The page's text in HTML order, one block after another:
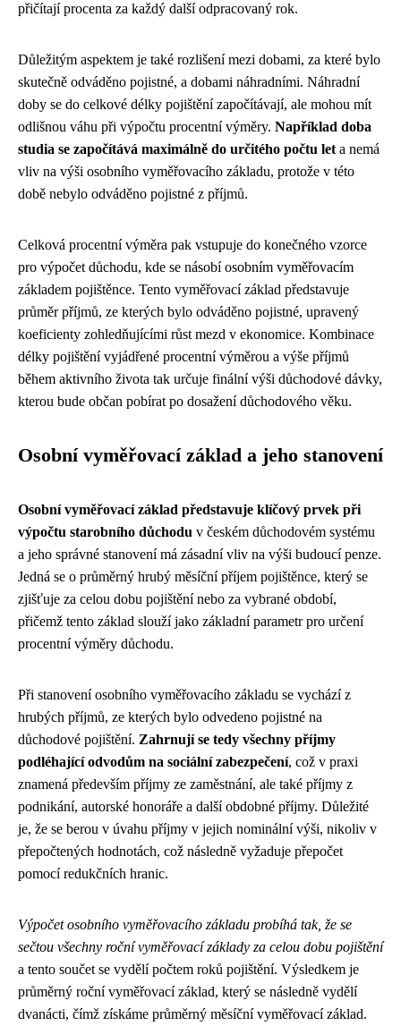
přičítají procenta za každý další odpracovaný rok.
Důležitým aspektem je také rozlišení mezi dobami, za které bylo
skutečně odváděno pojistné, a dobami náhradními. Náhradní
doby se do celkové délky pojištění započítávají, ale mohou mít
odlišnou váhu při výpočtu procentní výměry. Například doba
studia se započítává maximálně do určitého počtu leta nemá
vliv na výši osobního vyměřovacího základu, protože v této
době nebylo odváděno pojistné z příjmů.
Celková procentní výměra pak vstupuje do konečného vzorce
pro výpočet důchodu, kde se násobí osobním vyměřovacím
základem pojištěnce. Tento vyměřovací základ představuje
průměr příjmů, ze kterých bylo odváděno pojistné, upravený
koeficienty zohledňujícími růst mezd v ekonomice. Kombinace
délky pojištění vyjádřené procentní výměrou a výše příjmů
během aktivního života tak určuje finální výši důchodové dávky,
kterou bude občan pobírat po dosažení důchodového věku.
Osobní vyměřovací základ a jeho stanovení
Osobní vyměřovací základ představuje klíčový prvek při
výpočtu starobního důchodu v českém důchodovém systému
a jeho správné stanovení má zásadní vliv na výši budoucí penze.
Jedná se o průměrný hrubý měsíční příjem pojištěnce, který se
zjišťuje za celou dobu pojištění nebo za vybrané období,
přičemž tento základ slouží jako základní parametr pro určení
procentní výměry důchodu.
Při stanovení osobního vyměřovacího základu se vychází z
hrubých příjmů, ze kterých bylo odvedeno pojistné na
důchodové pojištění. Zahrnují se tedy všechny příjmy
podléhající odvodům na sociální zabezpečení, což v praxi
znamená především příjmy ze zaměstnání, ale také příjmy z
podnikání, autorské honoráře a další obdobné příjmy. Důležité
je, že se berou v úvahu příjmy v jejich nominální výši, nikoliv v
přepočtených hodnotách, což následně vyžaduje přepočet
pomocí redukčních hranic.
Výpočet osobního vyměřovacího základu probíhá tak, že se
sečtou všechny roční vyměřovací základy za celou dobu pojištění
a tento součet se vydělí počtem roků pojištění. Výsledkem je
průměrný roční vyměřovací základ, který se následně vydělí
dvanácti, čímž získáme průměrný měsíční vyměřovací základ.